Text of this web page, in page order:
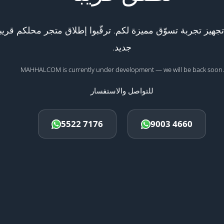
تجربة تسوّق مميزة لكم. ترقّبوا إطلاق متجر محلكم
جديد.
MAHHALCOM is currently under development — we will be back soon.
للتواصل والاستفسار
5522 7176 9003 4660